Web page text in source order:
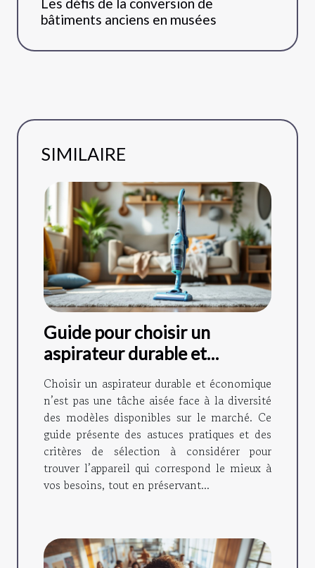
bâtiments anciens en musées
SIMILAIRE
Guide pour choisir un
aspirateur durable et
économique
Choisir un aspirateur durable et économique
n’est pas une tâche aisée face à la diversité
des modèles disponibles sur le marché. Ce
guide présente des astuces pratiques et des
critères de sélection à considérer pour
trouver l’appareil qui correspond le mieux à
vos besoins, tout en préservant...